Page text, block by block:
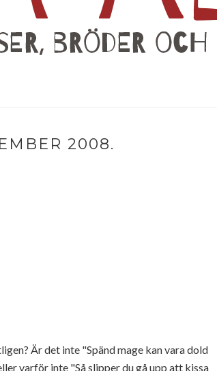
2008.
Är det inte "Spänd mage kan vara dold
varför inte "Så slipper du gå upp att kissa